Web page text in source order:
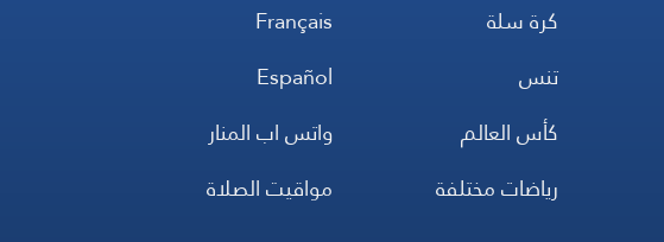
كرة سلة
تنس
كأس العالم
رياضات مختلفة
Français
Español
واتس اب المنار
مواقيت الصلاة